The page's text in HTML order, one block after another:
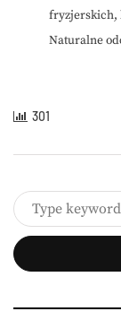
fryzjerskich,
Naturalne
301